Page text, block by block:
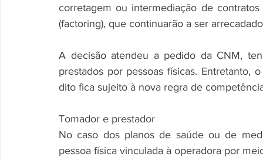
corretagem ou intermediação de
(factoring), que continuarão a ser
A decisão atendeu a pedido da CNM,
prestados por pessoas físicas. Entretanto,
dito fica sujeito à nova regra de
Tomador e prestador
No caso dos planos de saúde ou de
pessoa física vinculada à operadora por